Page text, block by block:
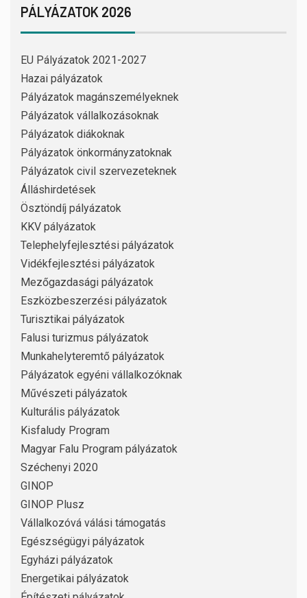
PÁLYÁZATOK 2026
EU Pályázatok 2021-2027
Hazai pályázatok
Pályázatok magánszemélyeknek
Pályázatok vállalkozásoknak
Pályázatok diákoknak
Pályázatok önkormányzatoknak
Pályázatok civil szervezeteknek
Álláshirdetések
Ösztöndíj pályázatok
KKV pályázatok
Telephelyfejlesztési pályázatok
Vidékfejlesztési pályázatok
Mezőgazdasági pályázatok
Eszközbeszerzési pályázatok
Turisztikai pályázatok
Falusi turizmus pályázatok
Munkahelyteremtő pályázatok
Pályázatok egyéni vállalkozóknak
Művészeti pályázatok
Kulturális pályázatok
Kisfaludy Program
Magyar Falu Program pályázatok
Széchenyi 2020
GINOP
GINOP Plusz
Vállalkozóvá válási támogatás
Egészségügyi pályázatok
Egyházi pályázatok
Energetikai pályázatok